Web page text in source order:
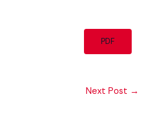
PDF
Next Post →